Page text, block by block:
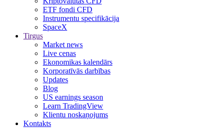
ETF fondi CFD
Instrumentu specifikācija
SpaceX
Tirgus
Market news
Live cenas
Ekonomikas kalendārs
Korporatīvās darbības
Updates
Blog
US earnings season
Learn TradingView
Klientu noskaņojums
Kontakts